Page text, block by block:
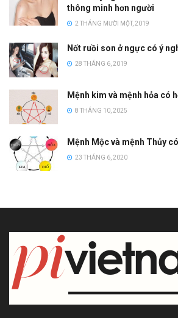
thông minh hơn người
2 THÁNG MƯỜI MỘT, 2019
Nốt ruồi son ở ngực có ý
28 THÁNG 6, 2019
Mệnh kim và mệnh hỏa có
8 THÁNG 10, 2025
Mệnh Mộc và mệnh Thủy
23 THÁNG 6, 2020